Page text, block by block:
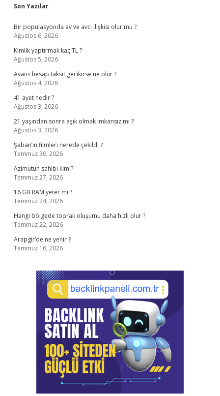
Sidebar
Son Yazılar
Bir popülasyonda av ve avcı ilişkisi olur mu ?
Ağustos 6, 2026
Kimlik yaptırmak kaç TL ?
Ağustos 5, 2026
Avans hesap taksit gecikirse ne olur ?
Ağustos 4, 2026
41 ayet nedir ?
Ağustos 3, 2026
21 yaşından sonra aşık olmak imkansız mı ?
Ağustos 3, 2026
Şaban’ın filmleri nerede çekildi ?
Temmuz 30, 2026
Azimutun sahibi kim ?
Temmuz 27, 2026
16 GB RAM yeter mi ?
Temmuz 24, 2026
Hangi bölgede toprak oluşumu daha hızlı olur ?
Temmuz 22, 2026
Arapgir’de ne yenir ?
Temmuz 16, 2026